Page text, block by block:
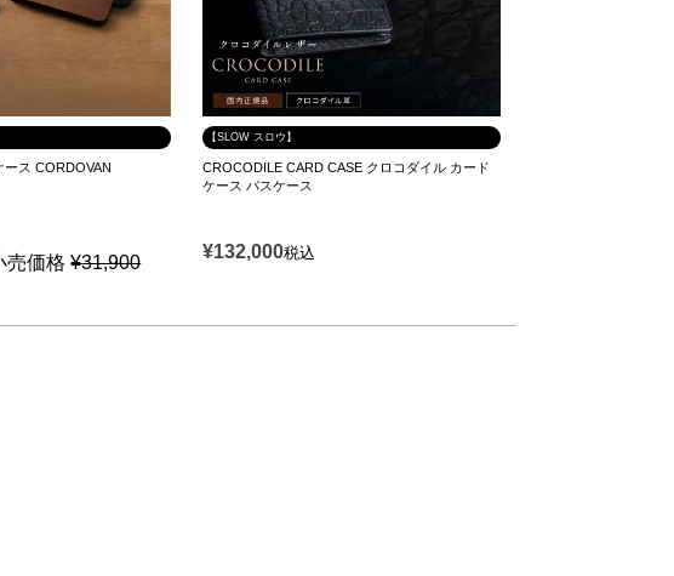
ース CORDOVAN
売価格 ¥31,900
【SLOW スロウ】
CROCODILE CARD CASE クロコダイル カード
ケース パスケース
¥132,000税込